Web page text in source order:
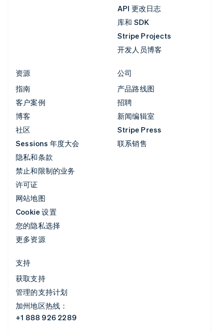
API 更改日志
库和 SDK
Stripe Projects
开发人员博客
资源
指南
客户案例
博客
社区
Sessions 年度大会
隐私和条款
禁止和限制的业务
许可证
网站地图
Cookie 设置
您的隐私选择
更多资源
公司
产品路线图
招聘
新闻编辑室
Stripe Press
联系销售
支持
获取支持
管理的支持计划
加州地区热线：
+1 888 926 2289